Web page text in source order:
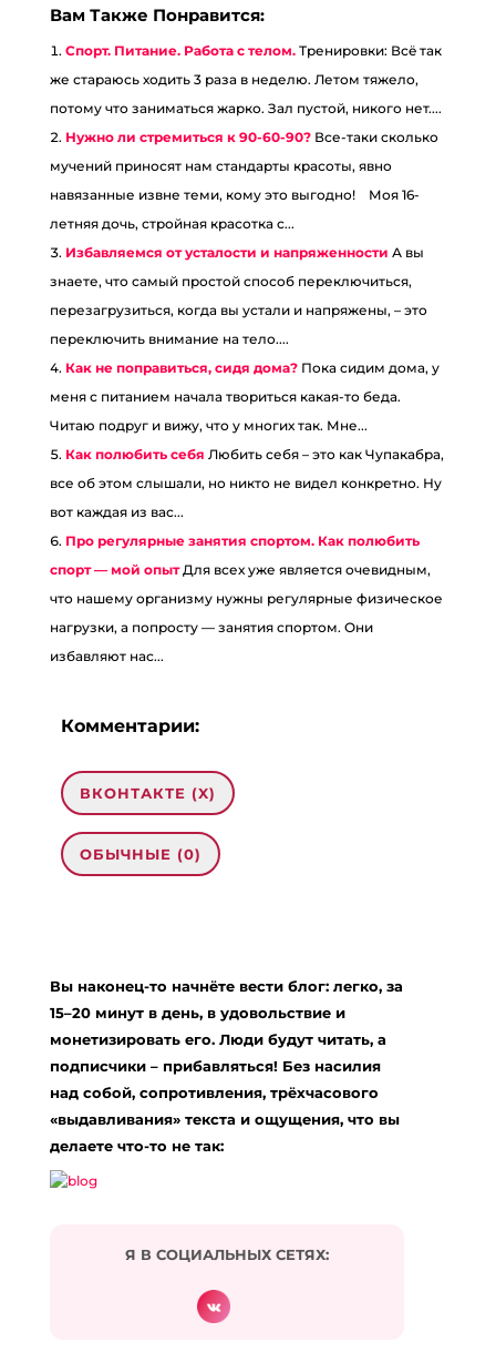
Вам Также Понравится:
Спорт. Питание. Работа с телом. Тренировки: Всë так
же стараюсь ходить 3 раза в неделю. Летом тяжело,
потому что заниматься жарко. Зал пустой, никого нет....
Нужно ли стремиться к 90-60-90? Все-таки сколько
мучений приносят нам стандарты красоты, явно
навязанные извне теми, кому это выгодно!⠀ Моя 16-
летняя дочь, стройная красотка с...
Избавляемся от усталости и напряженности А вы
знаете, что самый простой способ переключиться,
перезагрузиться, когда вы устали и напряжены, – это
переключить внимание на тело....
Как не поправиться, сидя дома? Пока сидим дома, у
меня с питанием начала твориться какая-то беда.
Читаю подруг и вижу, что у многих так. Мне...
Как полюбить себя Любить себя – это как Чупакабра,
все об этом слышали, но никто не видел конкретно. Ну
вот каждая из вас...
Про регулярные занятия спортом. Как полюбить
спорт — мой опыт Для всех уже является очевидным,
что нашему организму нужны регулярные физическое
нагрузки, а попросту — занятия спортом. Они
избавляют нас...
Комментарии:
ВКОНТАКТЕ (X)
ОБЫЧНЫЕ (0)
Обязательные поля помечены*
Подписаться на комментарии по e-mail
Вы наконец-то начнёте вести блог: легко, за
15–20 минут в день, в удовольствие и
монетизировать его. Люди будут читать, а
подписчики – прибавляться! Без насилия
над собой, сопротивления, трёхчасового
«выдавливания» текста и ощущения, что вы
делаете что-то не так:
Я В СОЦИАЛЬНЫХ СЕТЯХ: